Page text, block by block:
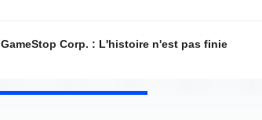
GameStop Corp. : L'histoire n'est pas finie